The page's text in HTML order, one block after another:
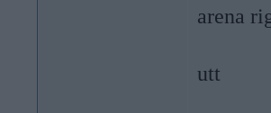
arena
utt